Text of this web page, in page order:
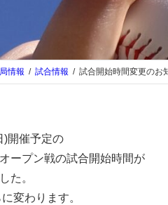
情報 試合情報 試合開始時間変更のお
)開催予定の
ープン戦の試合開始時間が
た。
変わります。